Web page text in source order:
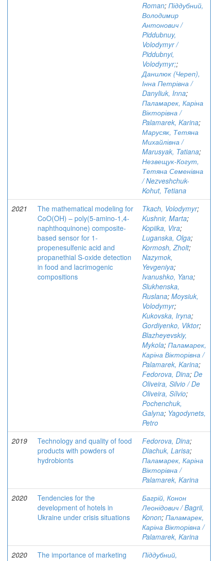
Roman; Піддубний,
Володимир
Антонович /
Piddubnuy,
Volodymyr /
Piddubnyi,
Volodymyr;;
Данилюк (Череп),
Інна Петрівна /
Danyliuk, Inna;
Паламарек, Каріна
Вікторівна /
Palamarek, Karina;
Марусяк, Тетяна
Михайлівна /
Marusyak, Tatiana;
Незвещук-Когут,
Тетяна Семенівна
/ Nezveshchuk-
Kohut, Tetiana
2021
The mathematical modeling for
CoO(OH) – poly(5-amino-1,4-
naphthoquinone) composite-
based sensor for 1-
propenesulfenic acid and
propanethial S-oxide detection
in food and lacrimogenic
compositions
Tkach, Volodymyr;
Kushnir, Marta;
Kopiika, Vira;
Luganska, Olga;
Kormosh, Zholt;
Nazymok,
Yevgeniya;
Ivanushko, Yana;
Slukhenska,
Ruslana; Moysiuk,
Volodymyr;
Kukovska, Iryna;
Gordiyenko, Viktor;
Blazheyevskiy,
Mykola; Паламарек,
Каріна Вікторівна /
Palamarek, Karina;
Fedorova, Dina; De
Oliveira, Silvio / De
Oliveira, Sílvio;
Pochenchuk,
Galyna; Yagodynets,
Petro
2019
Technology and quality of food
products with powders of
hydrobionts
Fedorova, Dina;
Diachuk, Larisa;
Паламарек, Каріна
Вікторівна /
Palamarek, Karina
2020
Tendencies for the
development of hotels in
Ukraine under crisis situations
Багрій, Конон
Леонідович / Bagrii,
Konon; Паламарек,
Каріна Вікторівна /
Palamarek, Karina
2020
The importance of marketing
Піддубний,